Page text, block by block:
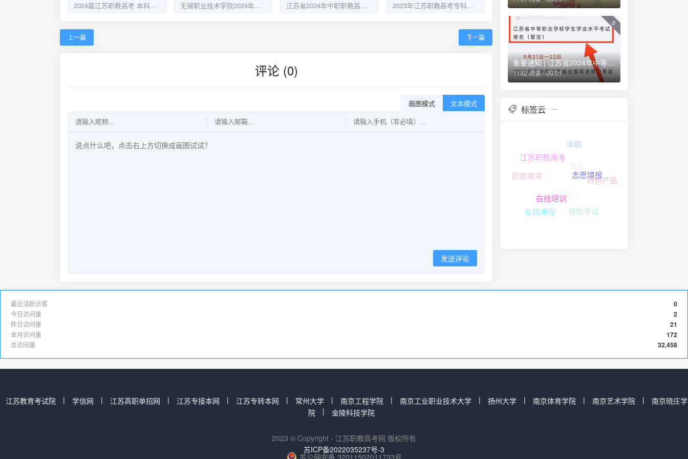
2024届江苏职教高考 本科达线人数超百人的学校 无锡职业技术学院2024年中职职教高考招生计划 江苏省2024年中职职教高考报名问答 2023年江苏职教高考专科第二批次志愿填报30日开始
上一篇 下一篇
评论 (0)
画图模式 文本模式
发送评论
5
重要通知 | 江苏省2024年中等职业学校学生学业水平考试报名时间
1142 阅读 - 09/01
标签云
职教高考
江苏职教高考
中职
职教高考网课
在线课程
在线培训
志愿填报
特色产品
技能考试
0
最近活跃访客
2
今日访问量
21
昨日访问量
172
本月访问量
32,458
总访问量
江苏教育考试院 | 学信网 | 江苏高职单招网 | 江苏专接本网 | 江苏专转本网 | 常州大学 | 南京工程学院 | 南京工业职业技术大学 | 扬州大学 | 南京体育学院 | 南京艺术学院 |
南京晓庄学
院
| 金陵科技学院
2023 © Copyright - 江苏职教高考网 版权所有
苏ICP备2022035237号-3
苏公网安备 32011502011733号